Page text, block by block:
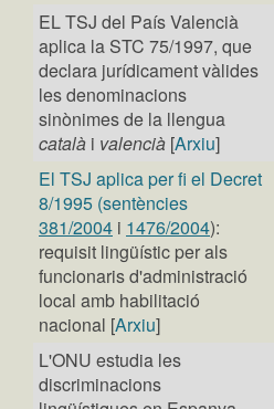
EL TSJ del País Valencià
aplica la STC 75/1997, que
declara jurídicament vàlides
les denominacions
sinònimes de la llengua
català i valencià [Arxiu]
El TSJ aplica per fi el Decret
8/1995 (sentències
381/2004 i 1476/2004):
requisit lingüístic per als
funcionaris d'administració
local amb habilitació
nacional [Arxiu]
L'ONU estudia les
discriminacions